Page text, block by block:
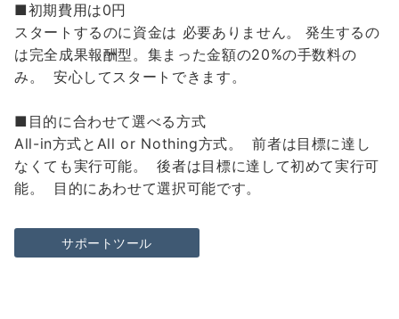
■初期費用は0円
スタートするのに資金は 必要ありません。 発生するの
は完全成果報酬型。集まった金額の20%の手数料の
み。 安心してスタートできます。
■目的に合わせて選べる方式
All-in方式とAll or Nothing方式。 前者は目標に達し
なくても実行可能。 後者は目標に達して初めて実行可
能。 目的にあわせて選択可能です。
サポートツール